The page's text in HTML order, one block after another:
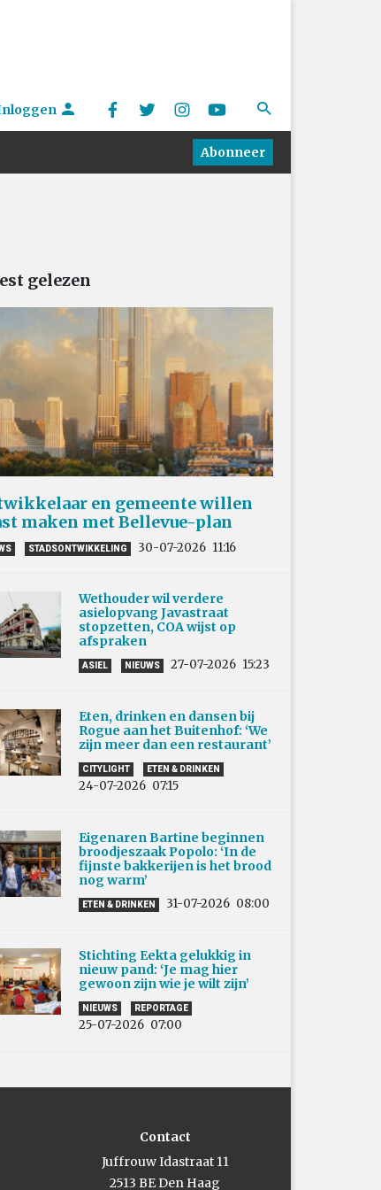
Abonneer
gelezen
en gemeente willen
maken met Bellevue-plan
STADSONTWIKKELING 30-07-2026 11:16
Wethouder wil verdere
asielopvang Javastraat
stopzetten, COA wijst op
afspraken
ASIEL NIEUWS 27-07-2026 15:23
Eten, drinken en dansen bij
Rogue aan het Buitenhof: ‘We
zijn meer dan een restaurant’
CITYLIGHT ETEN & DRINKEN
24-07-2026 07:15
Eigenaren Bartine beginnen
broodjeszaak Popolo: ‘In de
fijnste bakkerijen is het brood
nog warm’
ETEN & DRINKEN 31-07-2026 08:00
Stichting Eekta gelukkig in
nieuw pand: ‘Je mag hier
gewoon zijn wie je wilt zijn’
NIEUWS REPORTAGE
25-07-2026 07:00
Contact
Juffrouw Idastraat 11
2513 BE Den Haag